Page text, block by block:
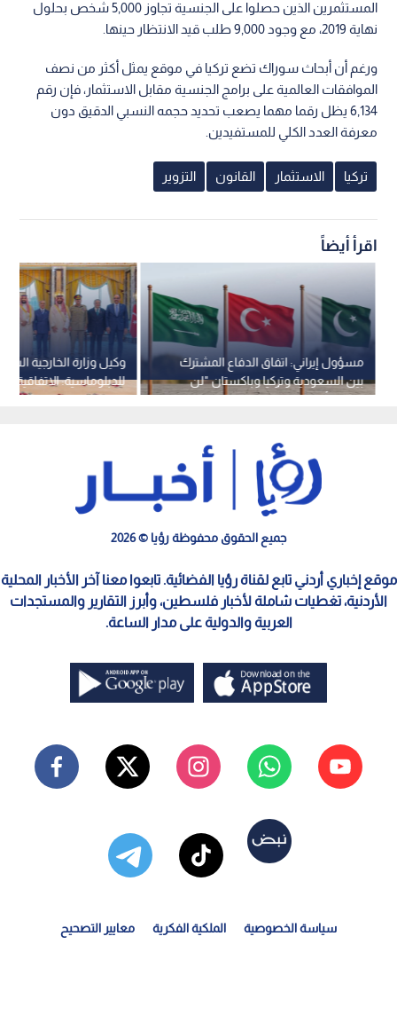
المستثمرين الذين حصلوا على الجنسية تجاوز 5,000 شخص بحلول
نهاية 2019، مع وجود 9,000 طلب قيد الانتظار حينها.
ورغم أن أبحاث سوراك تضع تركيا في موقع يمثل أكثر من نصف
الموافقات العالمية على برامج الجنسية مقابل الاستثمار، فإن رقم
6,134 يظل رقما مهما يصعب تحديد حجمه النسبي الدقيق دون
معرفة العدد الكلي للمستفيدين.
تركيا الاستثمار القانون التزوير
اقرأ أيضاً
وكيل وزارة الخارجية
للدبلوماسية: الاتفاقية
توجه لبناء محور عسكري
مسؤول إيراني: اتفاق الدفاع المشترك
بين السعودية وتركيا وباكستان "لن
يضمن أمنها"
جميع الحقوق محفوظة رؤيا © 2026
موقع إخباري أردني تابع لقناة رؤيا الفضائية. تابعوا معنا آخر الأخبار المحلية
الأردنية، تغطيات شاملة لأخبار فلسطين، وأبرز التقارير والمستجدات
العربية والدولية على مدار الساعة.
سياسة الخصوصية الملكية الفكرية معايير التصحيح